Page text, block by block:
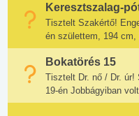
Keresztszalag-
Tisztelt Szakértő!
én születtem, 194 cm,
Bokatörés 15
Tisztelt Dr. nő / Dr. úr!
19-én Jobbágyiban